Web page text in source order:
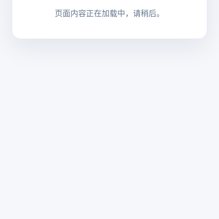
页面内容正在加载中，请稍后。